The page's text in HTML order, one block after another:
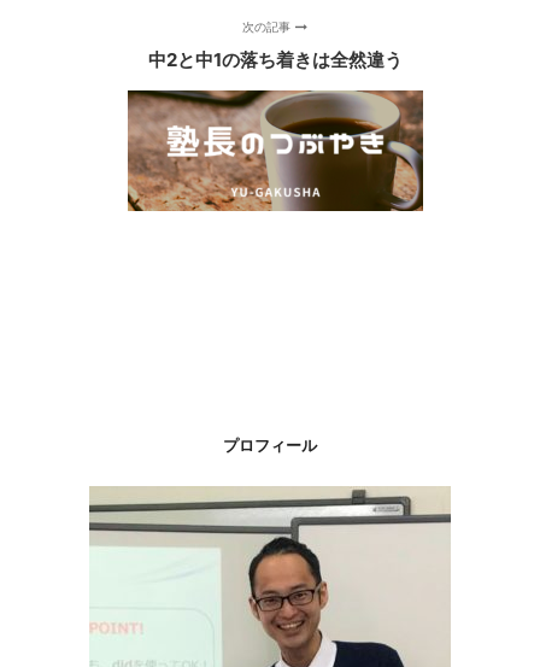
次の記事
中2と中1の落ち着きは全然違う
プロフィール